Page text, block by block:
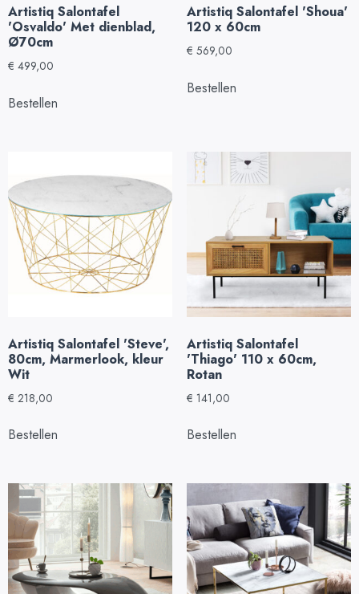
Artistiq Salontafel
'Osvaldo' Met dienblad,
Ø70cm
€ 499,00
Bestellen
Artistiq Salontafel 'Shoua'
120 x 60cm
€ 569,00
Bestellen
Artistiq Salontafel 'Steve',
80cm, Marmerlook, kleur
Wit
€ 218,00
Bestellen
Artistiq Salontafel
'Thiago' 110 x 60cm,
Rotan
€ 141,00
Bestellen